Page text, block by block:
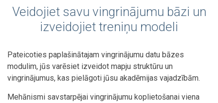
Veidojiet savu vingrinājumu bāzi un
izveidojiet treniņu modeli
Pateicoties paplašinātajam vingrinājumu datu bāzes
modulim, jūs varēsiet izveidot mapju struktūru un
vingrinājumus, kas pielāgoti jūsu akadēmijas vajadzībām.
Mehānismi savstarpējai vingrinājumu koplietošanai viena